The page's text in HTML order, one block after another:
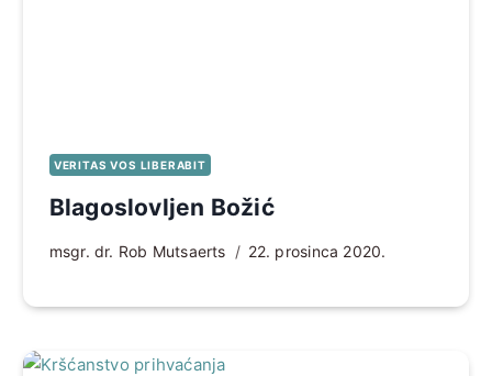
VERITAS VOS LIBERABIT
Blagoslovljen Božić
msgr. dr. Rob Mutsaerts 22. prosinca 2020.